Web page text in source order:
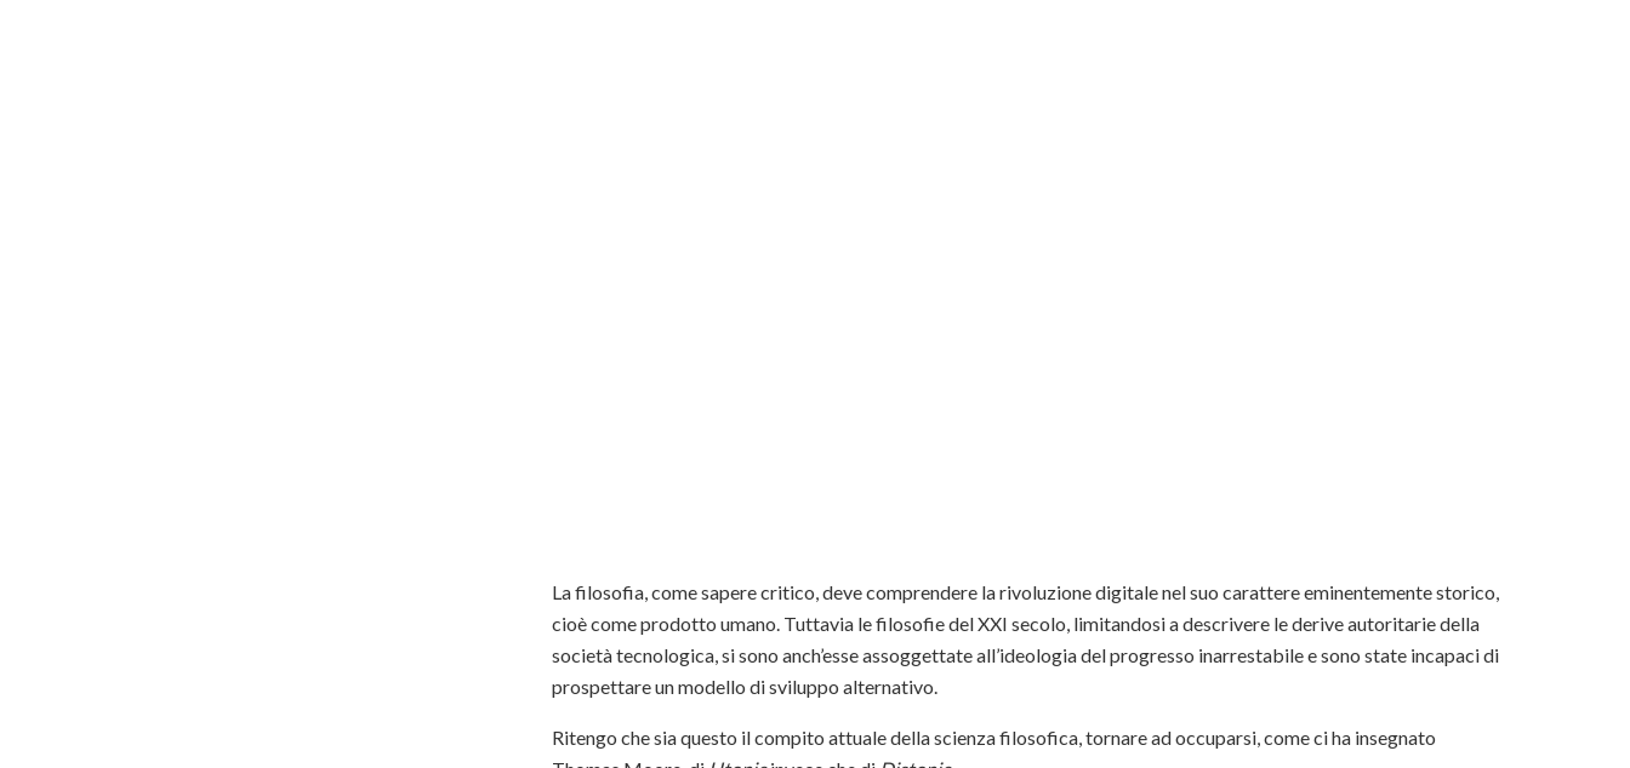
La filosofia, come sapere critico, deve comprendere la rivoluzione digitale nel suo carattere eminentemente storico,
cioè come prodotto umano. Tuttavia le filosofie del XXI secolo, limitandosi a descrivere le derive autoritarie della
società tecnologica, si sono anch’esse assoggettate all’ideologia del progresso inarrestabile e sono state incapaci di
prospettare un modello di sviluppo alternativo.
Ritengo che sia questo il compito attuale della scienza filosofica, tornare ad occuparsi, come ci ha insegnato